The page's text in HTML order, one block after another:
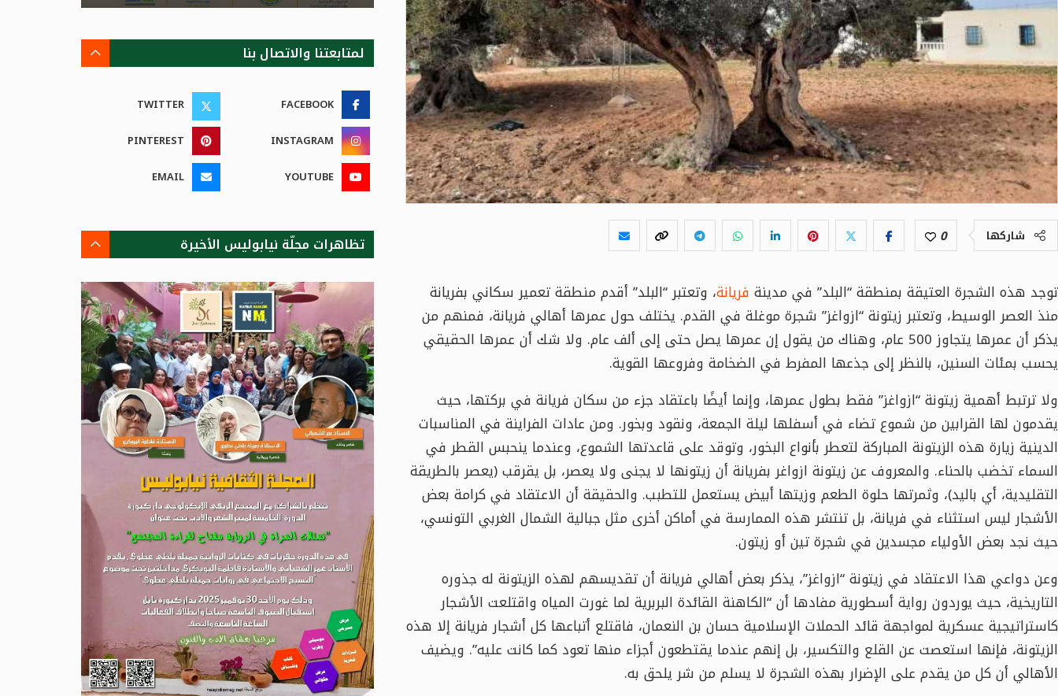
شاركها 0
توجد هذه الشجرة العتيقة بمنطقة “البلد” في مدينة فريانة، وتعتبر “البلد” أقدم منطقة تعمير سكاني بفريانة
منذ العصر الوسيط، وتعتبر زيتونة “ازواغز” شجرة موغلة في القدم. يختلف حول عمرها أهالي فريانة، فمنهم من
يذكر أن عمرها يتجاوز 500 عام، وهناك من يقول إن عمرها يصل حتى إلى ألف عام. ولا شك أن عمرها الحقيقي
يحسب بمئات السنين، بالنظر إلى جذعها المفرط في الضخامة وفروعها القوية.
ولا ترتبط أهمية زيتونة “ازواغز” فقط بطول عمرها، وإنما أيضًا باعتقاد جزء من سكان فريانة في بركتها، حيث
يقدمون لها القرابين من شموع تضاء في أسفلها ليلة الجمعة، ونقود وبخور. ومن عادات الفراينة في المناسبات
الدينية زيارة هذه الزيتونة المباركة لتعطر بأنواع البخور، وتوقد على قاعدتها الشموع، وعندما ينحبس القطر في
السماء تخضب بالحناء. والمعروف عن زيتونة ازواغر بفريانة أن زيتونها لا يجنى ولا يعصر، بل يقرقب (يعصر بالطريقة
التقليدية، أي باليد)، وثمرتها حلوة الطعم وزيتها أبيض يستعمل للتطبب. والحقيقة أن الاعتقاد في كرامة بعض
الأشجار ليس استثناء في فريانة، بل تنتشر هذه الممارسة في أماكن أخرى مثل جبالية الشمال الغربي التونسي،
حيث نجد بعض الأولياء مجسدين في شجرة تين أو زيتون.
وعن دواعي هذا الاعتقاد في زيتونة “ازواغز”، يذكر بعض أهالي فريانة أن تقديسهم لهذه الزيتونة له جذوره
التاريخية، حيث يوردون رواية أسطورية مفادها أن “الكاهنة القائدة البربرية لما غورت المياه واقتلعت الأشجار
كاستراتيجية عسكرية لمواجهة قائد الحملات الإسلامية حسان بن النعمان، فاقتلع أتباعها كل أشجار فريانة إلا هذه
الزيتونة، فإنها استعصت عن القلع والتكسير، بل إنهم عندما يقتطعون أجزاء منها تعود كما كانت عليه”. ويضيف
الأهالي أن كل من يقدم على الإضرار بهذه الشجرة لا يسلم من شر يلحق به.
لمتابعتنا والاتصال بنا
FACEBOOK
TWITTER
INSTAGRAM
PINTEREST
YOUTUBE
EMAIL
تظاهرات مجلّة نيابوليس الأخيرة